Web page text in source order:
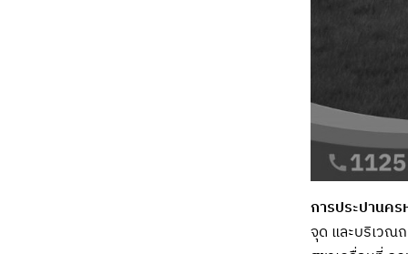
การประปานคร
จุด และบริเวณ